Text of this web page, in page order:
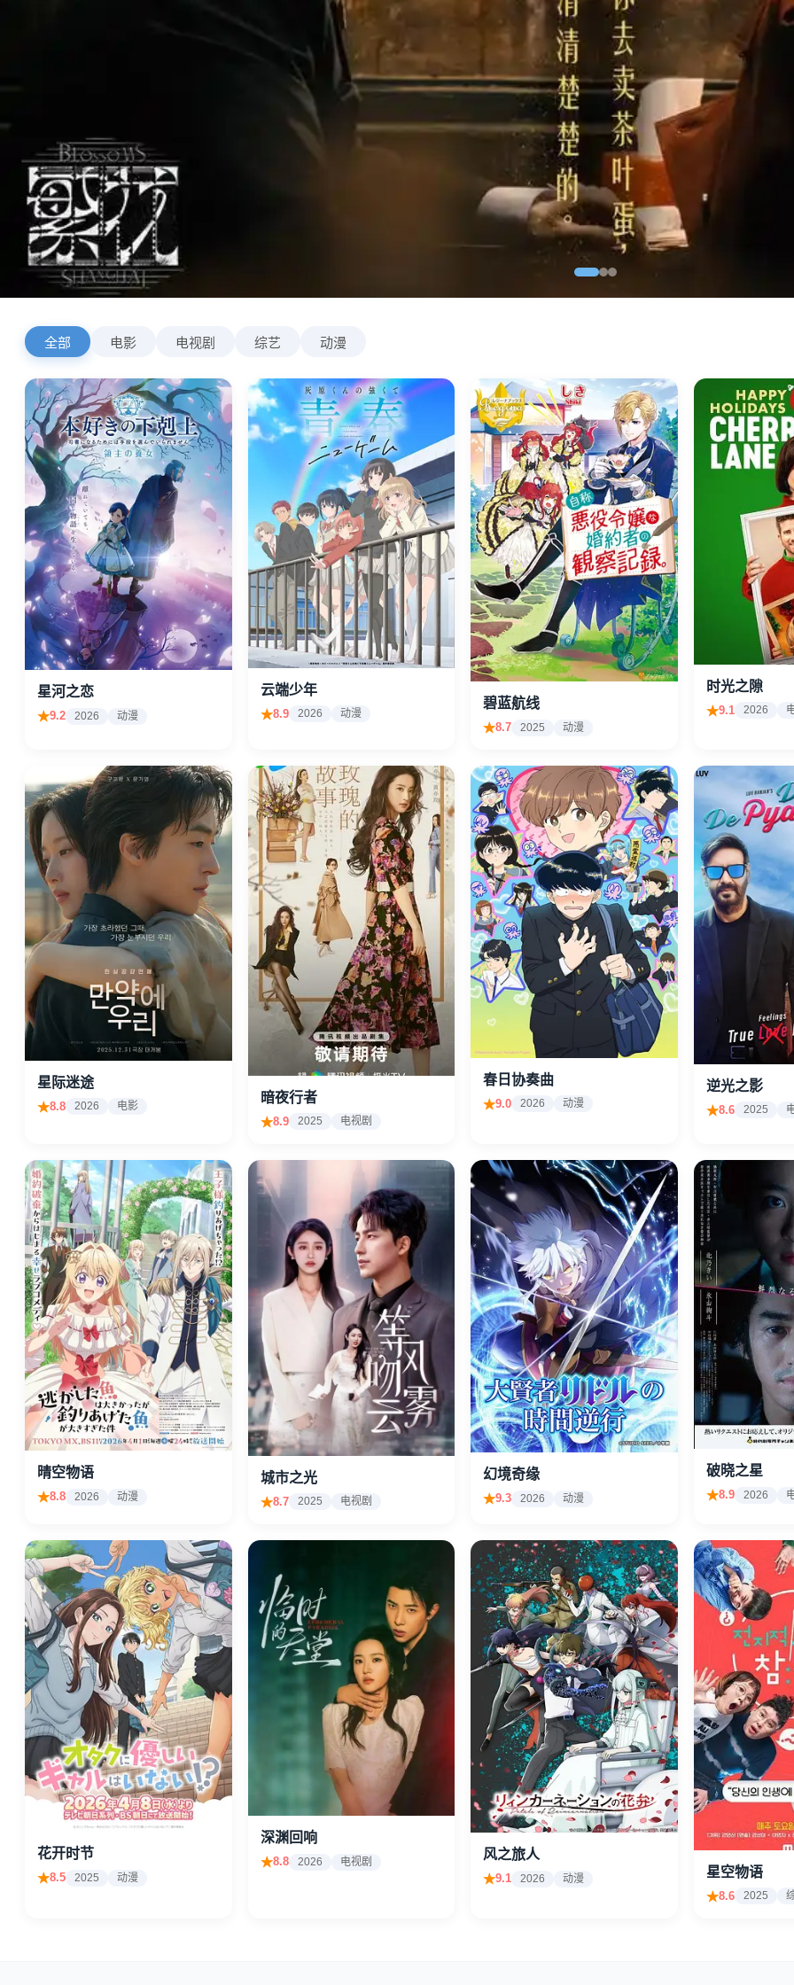
4K 超清 · 免登即看
无需注册登录，打开即播，全程无
广告干扰，流畅秒播每一帧。
全部 电影 电视剧 综艺 动漫
星河之恋
9.2 2026 动漫
云端少年
8.9 2026 动漫
碧蓝航线
8.7 2025 动漫
时光之隙
9.1 2026
星际迷途
8.8 2026 电影
暗夜行者
8.9 2025 电视剧
春日协奏曲
9.0 2026 动漫
逆光之影
8.6 2025
晴空物语
8.8 2026 动漫
城市之光
8.7 2025 电视剧
幻境奇缘
9.3 2026 动漫
破晓之星
8.9 2026
花开时节
8.5 2025 动漫
深渊回响
8.8 2026 电视剧 风之旅人
9.1 2026 动漫 星空物语
8.6 2025